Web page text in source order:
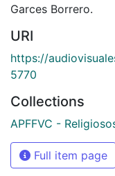
Garces Borrero.
URI
https://
5770
Collections
APFFVC -
Full item page